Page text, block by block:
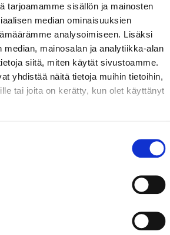
tarjoamamme sisällön ja mainosten
median ominaisuuksien
analysoimiseen. Lisäksi
median, mainosalan ja analytiikka-alan
siitä, miten käytät sivustoamme.
yhdistää näitä tietoja muihin tietoihin,
tai joita on kerätty, kun olet käyttänyt
15.07.
Autoliike jatkaa Sportin
Superkaudella – jatkoa
yhteistyölle
06.07.
nyt myynnissä! - näe
matsi ja useat muut